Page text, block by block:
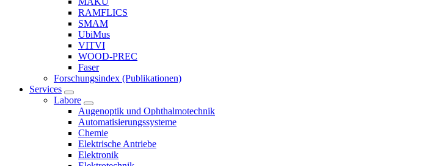
RAMFLICS
SMAM
UbiMus
VITVI
WOOD-PREC
Faser
Forschungsindex (Publikationen)
Services
Labore
Augenoptik und Ophthalmotechnik
Automatisierungssysteme
Chemie
Elektrische Antriebe
Elektronik